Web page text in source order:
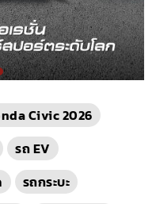
Civic 2026
รถ EV
รถกระบะ